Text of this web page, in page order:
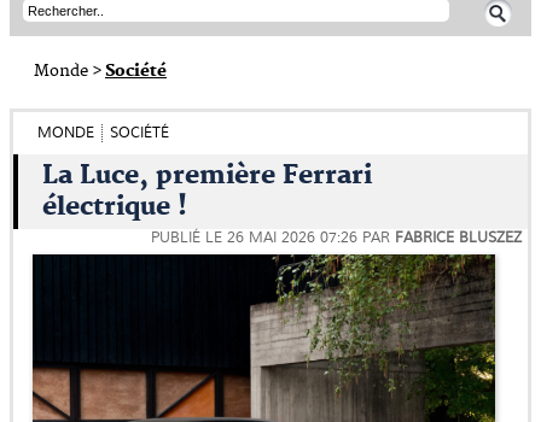
Monde >Société
MONDE SOCIÉTÉ
La Luce, première Ferrari
électrique !
PUBLIÉ LE 26 MAI 2026 07:26 PAR FABRICE BLUSZEZ